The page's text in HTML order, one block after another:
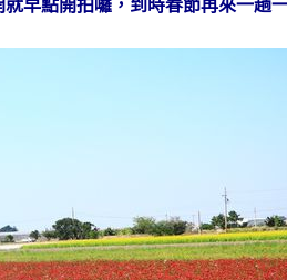
早點開拍囉，到時春節再來一趟